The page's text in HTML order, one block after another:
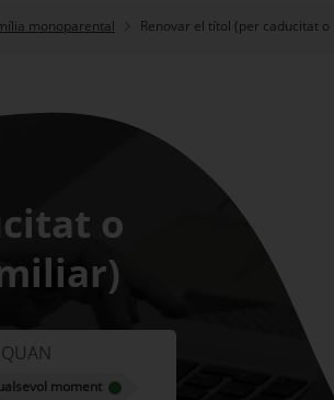
monoparental Renovar el títol (per caducitat
o
QUAN
moment